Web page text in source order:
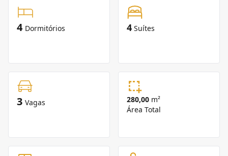
4 Dormitórios 4 Suítes
3 Vagas 280,00 m²
Área Total